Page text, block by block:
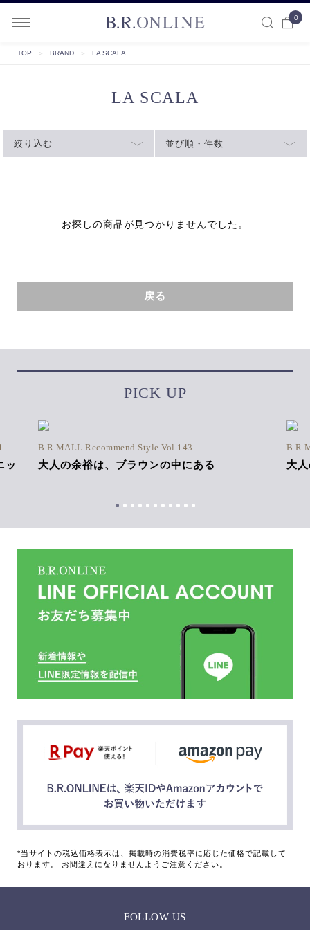
0
TOP ＞ BRAND ＞ LA SCALA
LA SCALA
絞り込む 並び順・件数
お探しの商品が見つかりませんでした。
戻る
PICK UP
ッ
B.R.MALL Recommend Style Vol.143
大人の余裕は、ブラウンの中にある 大
*当サイトの税込価格表示は、掲載時の消費税率に応じた価格で記載して
おります。 お間違えになりませんようご注意ください。
FOLLOW US